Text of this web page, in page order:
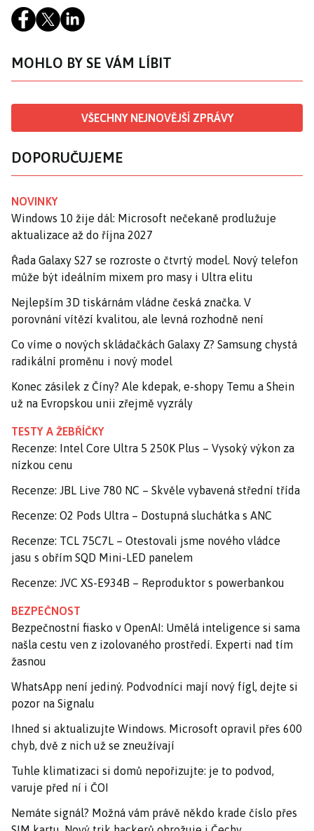
MOHLO BY SE VÁM LÍBIT
VŠECHNY NEJNOVĚJŠÍ ZPRÁVY
DOPORUČUJEME
NOVINKY
Windows 10 žije dál: Microsoft nečekaně prodlužuje
aktualizace až do října 2027
Řada Galaxy S27 se rozroste o čtvrtý model. Nový telefon
může být ideálním mixem pro masy i Ultra elitu
Nejlepším 3D tiskárnám vládne česká značka. V
porovnání vítězí kvalitou, ale levná rozhodně není
Co víme o nových skládačkách Galaxy Z? Samsung chystá
radikální proměnu i nový model
Konec zásilek z Číny? Ale kdepak, e-shopy Temu a Shein
už na Evropskou unii zřejmě vyzrály
TESTY A ŽEBŘÍČKY
Recenze: Intel Core Ultra 5 250K Plus – Vysoký výkon za
nízkou cenu
Recenze: JBL Live 780 NC – Skvěle vybavená střední třída
Recenze: O2 Pods Ultra – Dostupná sluchátka s ANC
Recenze: TCL 75C7L – Otestovali jsme nového vládce
jasu s obřím SQD Mini-LED panelem
Recenze: JVC XS-E934B – Reproduktor s powerbankou
BEZPEČNOST
Bezpečnostní fiasko v OpenAI: Umělá inteligence si sama
našla cestu ven z izolovaného prostředí. Experti nad tím
žasnou
WhatsApp není jediný. Podvodníci mají nový fígl, dejte si
pozor na Signalu
Ihned si aktualizujte Windows. Microsoft opravil přes 600
chyb, dvě z nich už se zneužívají
Tuhle klimatizaci si domů nepořizujte: je to podvod,
varuje před ní i ČOI
Nemáte signál? Možná vám právě někdo krade číslo přes